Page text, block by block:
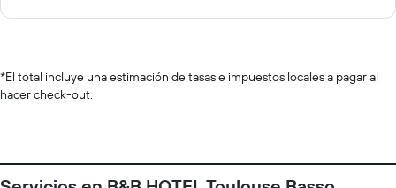
*El total incluye una estimación de tasas e impuestos locales a pagar al
hacer check-out.